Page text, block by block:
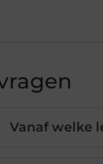
Vanaf welke